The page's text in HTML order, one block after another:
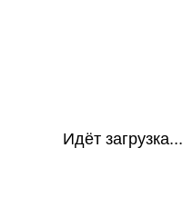
Идёт загрузка...